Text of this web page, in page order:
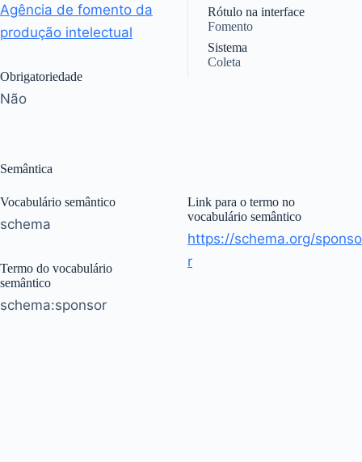
Agência de fomento da
produção intelectual
Obrigatoriedade
Não
Rótulo na interface
Fomento
Sistema
Coleta
Semântica
Vocabulário semântico
schema
Termo do vocabulário
semântico
schema:sponsor
Link para o termo no
vocabulário semântico
https://schema.org/sponso
r